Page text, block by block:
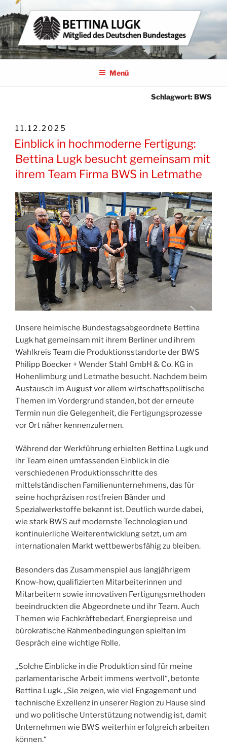
Zum
Inhalt
springen
BETTINA LUGK
MITGLIED DES DEUTSCHEN BUNDESTAGES
Menü
Schlagwort:BWS
VERÖFFENTLICHT
AM
11.12.2025
Einblick in hochmoderne Fertigung:
Bettina Lugk besucht gemeinsam mit
ihrem Team Firma BWS in Letmathe
Unsere heimische Bundestagsabgeordnete Bettina
Lugk hat gemeinsam mit ihrem Berliner und ihrem
Wahlkreis Team die Produktionsstandorte der BWS
Philipp Boecker + Wender Stahl GmbH & Co. KG in
Hohenlimburg und Letmathe besucht. Nachdem beim
Austausch im August vor allem wirtschaftspolitische
Themen im Vordergrund standen, bot der erneute
Termin nun die Gelegenheit, die Fertigungsprozesse
vor Ort näher kennenzulernen.
Während der Werkführung erhielten Bettina Lugk und
ihr Team einen umfassenden Einblick in die
verschiedenen Produktionsschritte des
mittelständischen Familienunternehmens, das für
seine hochpräzisen rostfreien Bänder und
Spezialwerkstoffe bekannt ist. Deutlich wurde dabei,
wie stark BWS auf modernste Technologien und
kontinuierliche Weiterentwicklung setzt, um am
internationalen Markt wettbewerbsfähig zu bleiben.
Besonders das Zusammenspiel aus langjährigem
Know-how, qualifizierten Mitarbeiterinnen und
Mitarbeitern sowie innovativen Fertigungsmethoden
beeindruckten die Abgeordnete und ihr Team. Auch
Themen wie Fachkräftebedarf, Energiepreise und
bürokratische Rahmenbedingungen spielten im
Gespräch eine wichtige Rolle.
„Solche Einblicke in die Produktion sind für meine
parlamentarische Arbeit immens wertvoll“, betonte
Bettina Lugk. „Sie zeigen, wie viel Engagement und
technische Exzellenz in unserer Region zu Hause sind
und wo politische Unterstützung notwendig ist, damit
Unternehmen wie BWS weiterhin erfolgreich arbeiten
können.“